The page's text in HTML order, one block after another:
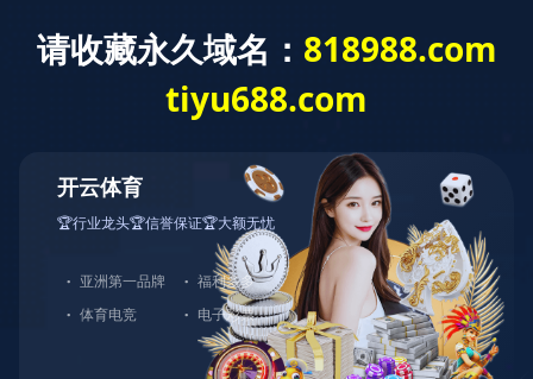
开云网页版·官方站在线
登入
土耳其展会